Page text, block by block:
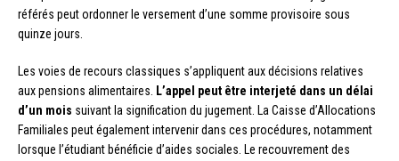
référés peut ordonner le versement d’une somme provisoire sous
quinze jours.
Les voies de recours classiques s’appliquent aux décisions relatives
aux pensions alimentaires. L’appel peut être interjeté dans un délai
d’un mois suivant la signification du jugement. La Caisse d’Allocations
Familiales peut également intervenir dans ces procédures, notamment
lorsque l’étudiant bénéficie d’aides sociales. Le recouvrement des